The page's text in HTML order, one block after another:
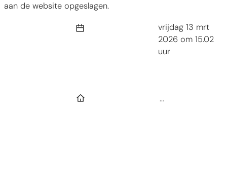
aan de website opgeslagen.
Laatst bijgewerkt op
vrijdag 13 mrt
2026 om 15.02
uur
Startpagina